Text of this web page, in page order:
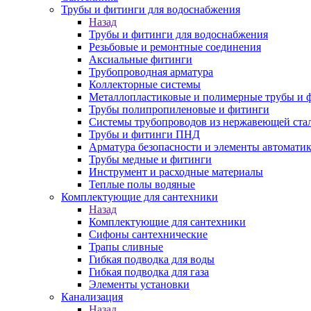
Трубы и фитинги для водоснабжения
Назад
Трубы и фитинги для водоснабжения
Резьбовые и ремонтные соединения
Аксиальные фитинги
Трубопроводная арматура
Коллекторные системы
Металлопластиковые и полимерные трубы и
Трубы полипропиленовые и фитинги
Системы трубопроводов из нержавеющей
Трубы и фитинги ПНД
Арматура безопасности и элементы
Трубы медные и фитинги
Инструмент и расходные материалы
Теплые полы водяные
Комплектующие для сантехники
Назад
Комплектующие для сантехники
Сифоны сантехнические
Трапы сливные
Гибкая подводка для воды
Гибкая подводка для газа
Элементы установки
Канализация